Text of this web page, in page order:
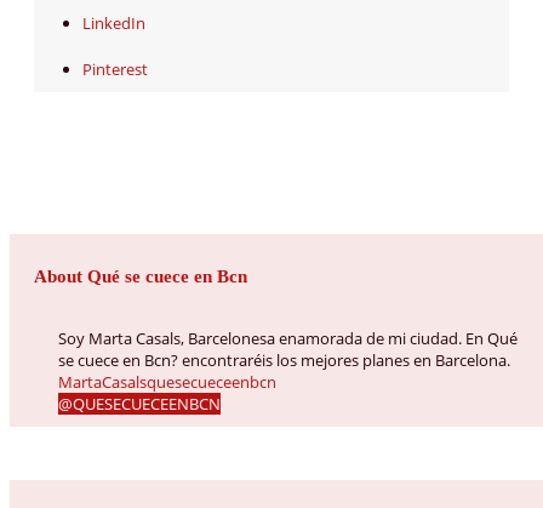
LinkedIn
Pinterest
About Qué se cuece en Bcn
Soy Marta Casals, Barcelonesa enamorada de mi ciudad. En Qué
se cuece en Bcn? encontraréis los mejores planes en Barcelona.
MartaCasalsquesecueceenbcn
@QUESECUECEENBCN